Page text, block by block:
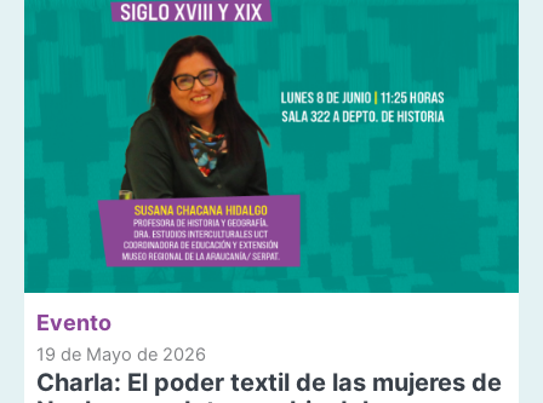
Evento
19 de Mayo de 2026
Charla: El poder textil de las mujeres de